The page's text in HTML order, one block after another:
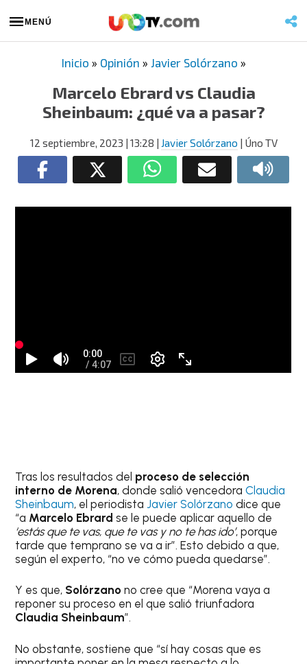
MENÚ
Inicio » Opinión » Javier Solórzano »
Marcelo Ebrard vs Claudia
Sheinbaum: ¿qué va a pasar?
12 septiembre, 2023 | 13:28 | Javier Solórzano | Úno TV
Tras los resultados del proceso de selección
interno de Morena, donde salió vencedoraClaudia
Sheinbaum, el periodista Javier Solórzano dice que
“a Marcelo Ebrardse le puede aplicar aquello de
‘estás que te vas, que te vas y no te has ido’, porque
tarde que temprano se va a ir”. Esto debido a que,
según el experto, “no ve cómo pueda quedarse”.
Y es que, Solórzano no cree que “Morena vaya a
reponer su proceso en el que salió triunfadora
Claudia Sheinbaum”.
No obstante, sostiene que “sí hay cosas que es